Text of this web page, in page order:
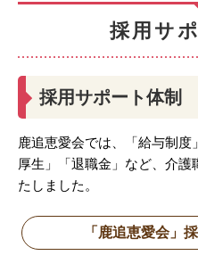
採用サ
採用サポート体制
鹿追恵愛会では、「給与制度
厚生」「退職金」など、介
たしました。
「鹿追恵愛会」